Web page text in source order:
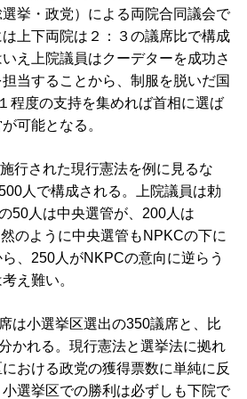
挙・政党）による両院合同議会で
上下両院は２：３の議席比で構成
え上院議員はクーデターを成功さ
当することから、制服を脱いだ国
程度の支持を集めれば首相に選ば
可能となる。
行された現行憲法を例に見るな
人で構成される。上院議員は勅
50人は中央選管が、200人は
のように中央選管もNPKCの下に
、250人がNKPCの意向に逆らう
え難い。
は小選挙区選出の350議席と、比
かれる。現行憲法と選挙法に拠れ
おける政党の獲得票数に単純に反
選挙区での勝利は必ずしも下院で